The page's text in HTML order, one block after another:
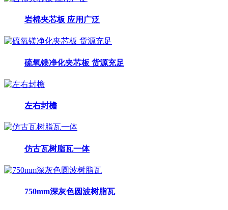
岩棉夹芯板 应用广泛
硫氧镁净化夹芯板 货源充足
左右封檐
仿古瓦树脂瓦一体
750mm深灰色圆波树脂瓦